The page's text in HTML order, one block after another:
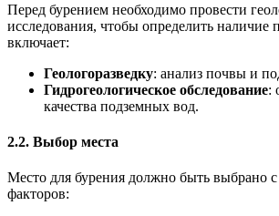
Перед бурением необходимо провести
исследования, чтобы определить наличие
включает:
Геологоразведку: анализ почвы и
Гидрогеологическое обследование:
качества подземных вод.
2.2. Выбор места
Место для бурения должно быть выбрано
факторов: